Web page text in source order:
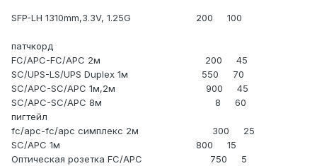
SFP-LH 1310mm,3.3V, 1.25G 200 100
патчкорд
FC/APC-FC/APC 2м 200 45
SC/UPS-LS/UPS Duplex 1м 550 70
SC/APC-SC/APC 1м,2м 900 45
SC/APC-SC/APC 8м 8 60
пигтейл
fc/apc-fc/apc симплекс 2м 300 25
SC/APC 1м 800 15
Оптическая розетка FC/APC 750 5